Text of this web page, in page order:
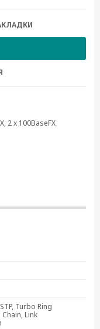
2 x 100BaseFX
Turbo Ring
Link